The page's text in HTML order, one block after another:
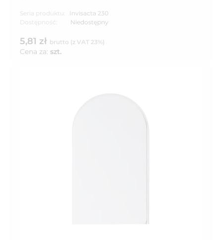
Seria produktu:
Invisacta 230
Dostępność:
Niedostępny
5,81 zł brutto (z VAT 23%)
Cena za: szt.